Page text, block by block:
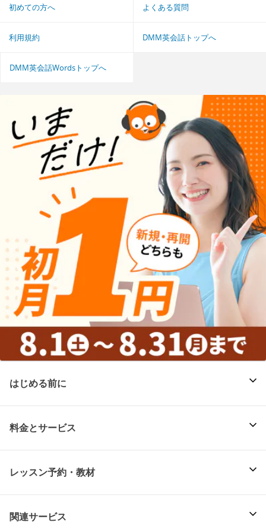
初めての方へ よくある質問
利用規約 DMM英会話トップへ
DMM英会話Wordsトップへ
はじめる前に
料金とサービス
レッスン予約・教材
関連サービス